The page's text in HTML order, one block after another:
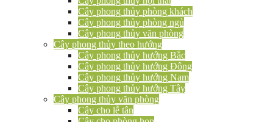
Cây phong thủy phòng khách
Cây phong thủy phòng ngủ
Cây phong thủy văn phòng
Cây phong thủy theo hướng
Cây phong thủy hướng Bắc
Cây phong thủy hướng Đông
Cây phong thủy hướng Nam
Cây phong thủy hướng Tây
Cây phong thủy văn phòng
Cây cho lễ tân